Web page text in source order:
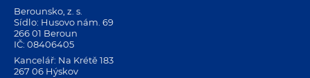
Berounsko, z. s.
Sídlo: Husovo nám. 69
266 01 Beroun
IČ: 08406405
Kancelář: Na Krétě 183
267 06 Hýskov